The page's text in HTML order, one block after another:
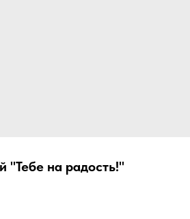
"Тебе на радость!"